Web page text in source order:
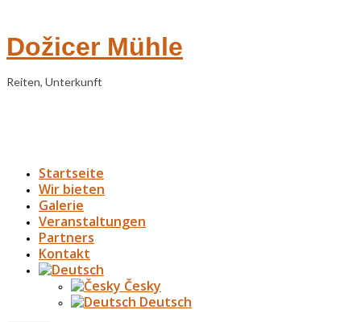
Dožicer Mühle
Reiten, Unterkunft
Startseite
Wir bieten
Galerie
Veranstaltungen
Partners
Kontakt
Česky
Deutsch